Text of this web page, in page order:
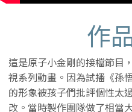
作
這是原子小金剛的接檔節目
視系列動畫。因為試播《孫
的形象被孩子們批評個性太
改。當時製作團隊做了相當